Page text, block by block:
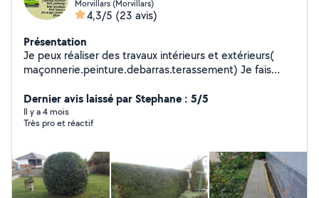
Morvillars (Morvillars)
4,3/5 (23 avis)
Présentation
Je peux réaliser des travaux intérieurs et extérieurs(
maçonnerie.peinture.debarras.terassement) Je fais
Dernier avis laissé par Stephane : 5/5
Il y a 4 mois
Très pro et réactif